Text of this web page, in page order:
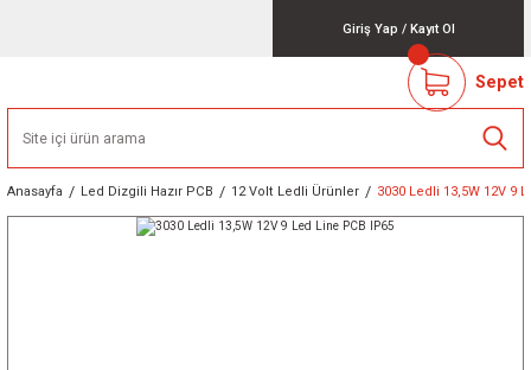
Giriş Yap / Kayıt Ol
Sepet
Anasayfa Led Dizgili Hazır PCB 12 Volt Ledli Ürünler 3030 Ledli 13,5W 12V 9